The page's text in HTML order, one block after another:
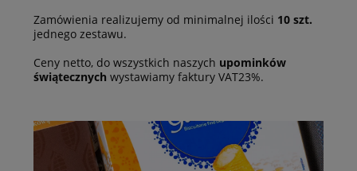
Zamówienia realizujemy od minimalnej ilości 10 szt.
jednego zestawu.
Ceny netto, do wszystkich naszych upominków
świątecznych wystawiamy faktury VAT23%.